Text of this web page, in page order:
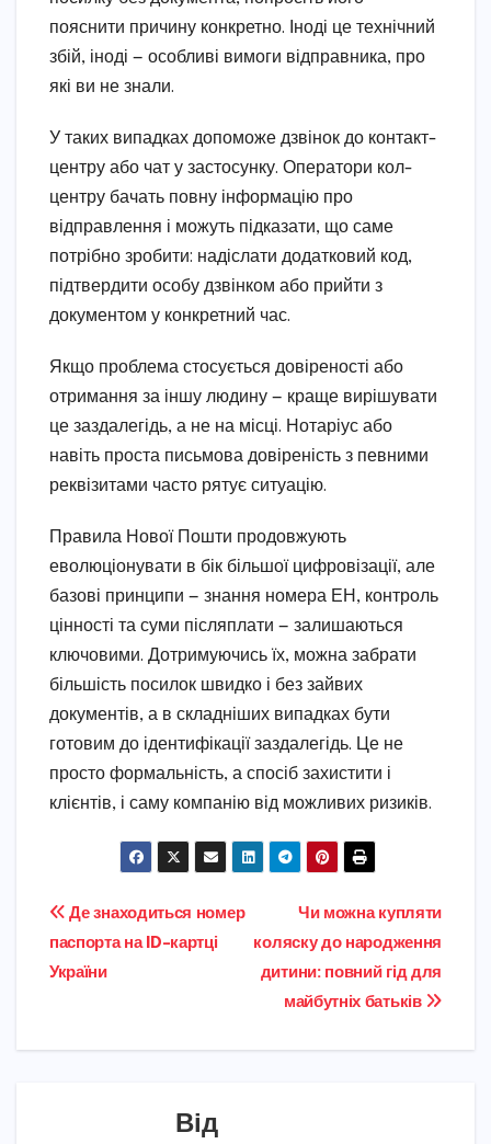
пояснити причину конкретно. Іноді це технічний
збій, іноді — особливі вимоги відправника, про
які ви не знали.
У таких випадках допоможе дзвінок до контакт-
центру або чат у застосунку. Оператори кол-
центру бачать повну інформацію про
відправлення і можуть підказати, що саме
потрібно зробити: надіслати додатковий код,
підтвердити особу дзвінком або прийти з
документом у конкретний час.
Якщо проблема стосується довіреності або
отримання за іншу людину — краще вирішувати
це заздалегідь, а не на місці. Нотаріус або
навіть проста письмова довіреність з певними
реквізитами часто рятує ситуацію.
Правила Нової Пошти продовжують
еволюціонувати в бік більшої цифровізації, але
базові принципи — знання номера ЕН, контроль
цінності та суми післяплати — залишаються
ключовими. Дотримуючись їх, можна забрати
більшість посилок швидко і без зайвих
документів, а в складніших випадках бути
готовим до ідентифікації заздалегідь. Це не
просто формальність, а спосіб захистити і
клієнтів, і саму компанію від можливих ризиків.
Навігація
записів
Чи можна купляти
коляску до народження
дитини: повний гід для
майбутніх батьків
Де знаходиться номер
паспорта на ID-картці
України
Від